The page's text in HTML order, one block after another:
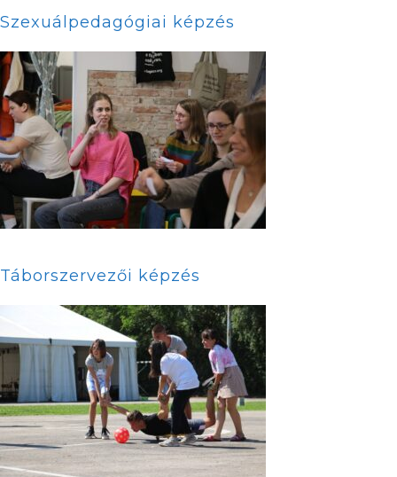
Szexuálpedagógiai képzés
Táborszervezői képzés